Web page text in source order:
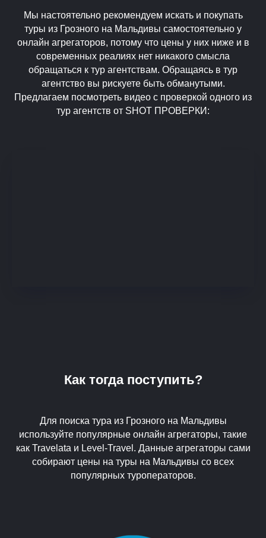
Мы настоятельно рекомендуем искать и покупать
туры из Грозного на Мальдивы самостоятельно у
онлайн агрегаторов, потому что цены у них ниже и в
современных реалиях нет никакого смысла
обращаться к тур агентствам. Обращаясь в тур
агентство вы рискуете быть обманутыми.
Предлагаем посмотреть видео с проверкой одного из
тур агентств от SHOT ПРОВЕРКИ:
Как тогда поступить?
Для поиска тура из Грозного на Мальдивы
используйте популярные онлайн агрегаторы, такие
как Travelata и Level-Travel. Данные агрегаторы сами
собирают цены на туры на Мальдивы со всех
популярных туроператоров.